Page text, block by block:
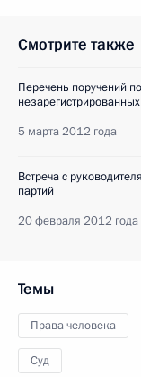
Смотрите также
Перечень поручений
5 марта 2012 года
Встреча с
партий
20 февраля 2012 года
Темы
Права человека
Суд